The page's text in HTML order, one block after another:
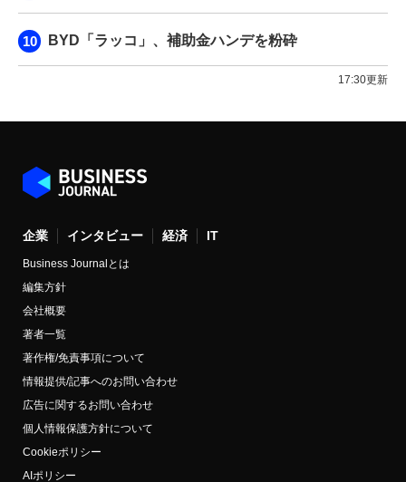
BYD「ラッコ」、補助金ハンデを粉砕
17:30更新
企業 インタビュー 経済 IT
Business Journalとは
編集方針
会社概要
著者一覧
著作権/免責事項について
情報提供/記事へのお問い合わせ
広告に関するお問い合わせ
個人情報保護方針について
Cookieポリシー
AIポリシー